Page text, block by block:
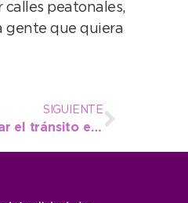
calles peatonales,
gente que quiera
SIGUIENTE
Los trabajos de engranzado en la 91 buscan mejorar el tránsito entre 58 y 42